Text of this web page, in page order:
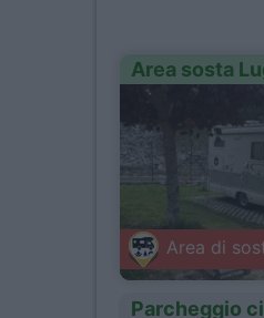
Area sosta
Area di
Parcheggio